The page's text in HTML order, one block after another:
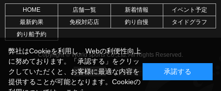
HOME 店舗一覧 新着情報
イベント予定
最新釣果
免税対応店 釣り自慢
タイドグラフ
釣り船予約
Copyright © World sports Co.,Ltd. All Rights Reserved.
弊社はCookieを利用し、Webの利便性向上
に努めております。「承認する」をクリッ
クしていただくと、お客様に最適な内容を
提供することが可能となります。Cookieの
承諾する